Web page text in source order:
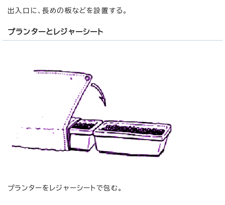
出入口に、長めの板などを設置する。
プランターとレジャーシート
プランターをレジャーシートで包む。